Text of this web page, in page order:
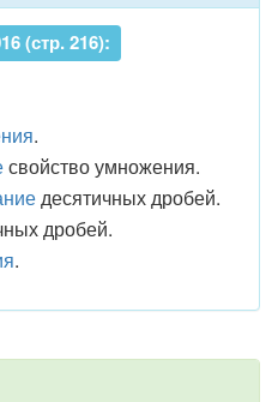
(стр. 216):
.
свойство умножения.
десятичных дробей.
дробей.
.